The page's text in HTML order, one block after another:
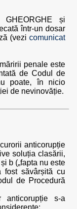
GHEORGHE și
într-un dosar
(vezi comunicat
penale este
de Codul de
poate, în nicio
de nevinovăție.
anticorupție
soluția clasării,
b („fapta nu este
săvârșită cu
de Procedură
anticorupție s-a